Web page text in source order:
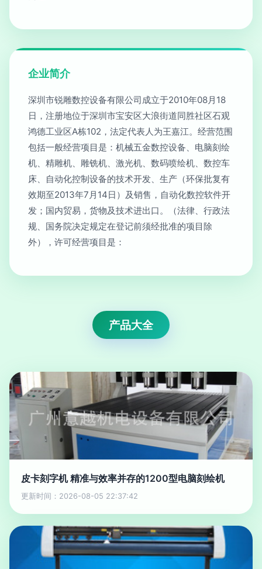
企业简介
深圳市锐雕数控设备有限公司成立于2010年08月18
日，注册地位于深圳市宝安区大浪街道同胜社区石观
鸿德工业区A栋102，法定代表人为王嘉江。经营范围
包括一般经营项目是：机械五金数控设备、电脑刻绘
机、精雕机、雕铣机、激光机、数码喷绘机、数控车
床、自动化控制设备的技术开发、生产（环保批复有
效期至2013年7月14日）及销售，自动化数控软件开
发；国内贸易，货物及技术进出口。（法律、行政法
规、国务院决定规定在登记前须经批准的项目除
外），许可经营项目是：
产品大全
皮卡刻字机 精准与效率并存的1200型电脑刻绘机
更新时间：2026-08-05 22:37:42